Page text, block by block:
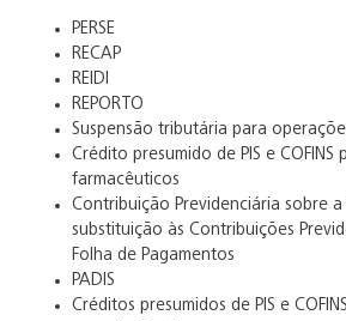
PERSE
RECAP
REIDI
REPORTO
Suspensão tributária para
Crédito presumido de PIS e COFINS
farmacêuticos
Contribuição Previdenciária sobre a
substituição às Contribuições
Folha de Pagamentos
PADIS
Créditos presumidos de PIS e